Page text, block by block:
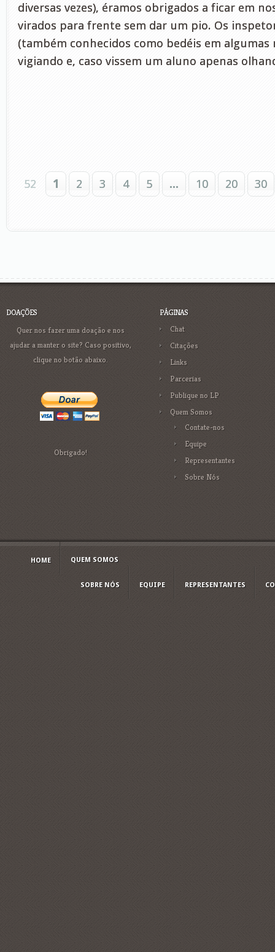
diversas vezes), éramos obrigados a ficar em
virados para frente sem dar um pio. Os
(também conhecidos como bedéis em algumas
vigiando e, caso vissem um aluno apenas
52 1 2 3 4 5 ... 10 20 30
DOAÇÕES
Quer nos fazer uma doação e nos
ajudar a manter o site? Caso positivo,
clique no botão abaixo.
Obrigado!
PÁGINAS
Chat
Citações
Links
Parcerias
Publique no LP
Quem Somos
Contate-nos
Equipe
Representantes
Sobre Nós
HOME QUEM SOMOS
SOBRE NÓS EQUIPE REPRESENTANTES